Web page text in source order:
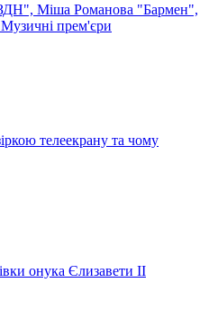
Міша Романова "Бармен",
прем'єри
телеекрану та чому
онука Єлизавети II